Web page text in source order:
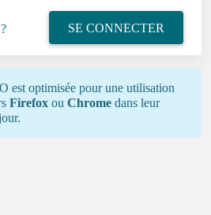
SE CONNECTER
est optimisée pour une utilisation
Firefoxou Chromedans leur